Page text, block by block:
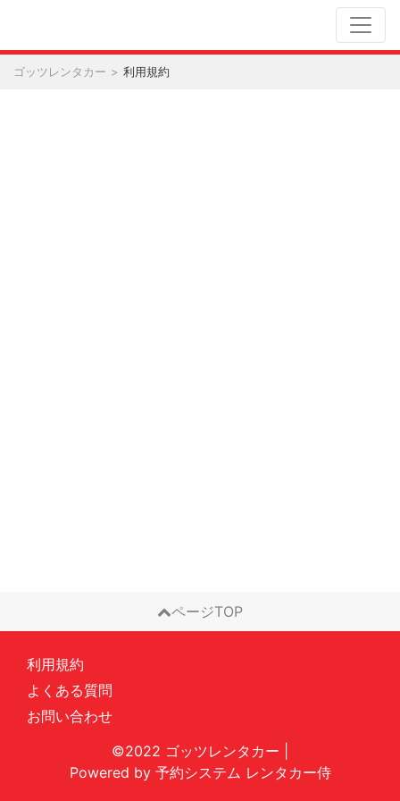
ゴッツレンタカー 利用規約
ページTOP
利用規約
よくある質問
お問い合わせ
©2022 ゴッツレンタカー
Powered by 予約システム レンタカー侍